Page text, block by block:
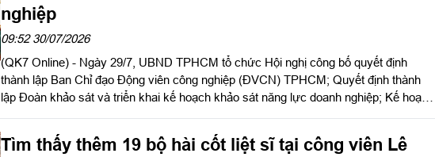
Thành phố làm việc với đoàn.
nghiệp
09:52 30/07/2026
(QK7 Online) - Ngày 29/7, UBND TPHCM tổ chức Hội nghị công bố quyết định
thành lập Ban Chỉ đạo Động viên công nghiệp (ĐVCN) TPHCM; Quyết định thành
lập Đoàn khảo sát và triển khai kế hoạch khảo sát năng lực doanh nghiệp; Kế hoạch
Thành phố chủ trì hội nghị. Dự có Thiếu tướng Phan Quốc Việt, Phó Tư lệnh, Tham
mưu trưởng Bộ Tư lệnh TPHCM cùng các sở, ban, ngành Thành phố, các doanh
Tìm thấy thêm 19 bộ hài cốt liệt sĩ tại công viên Lê